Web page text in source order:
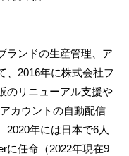
ランドの生産管理、ア
、2016年に株式会社フ
のリニューアル支援や
カウントの自動配信
2020年には日本で6人
に任命（2022年現在9